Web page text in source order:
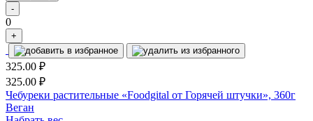
-
0
+
325.00 ₽
325.00 ₽
Чебуреки растительные «Foodgital от Горячей штучки», 360г
Веган